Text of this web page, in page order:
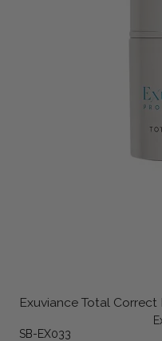
Exuviance Total
SB-EX033